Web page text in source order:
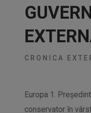
CRONICA
Europa 1.
conservator în